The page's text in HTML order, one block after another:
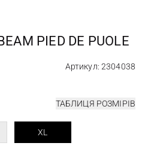
PIED DE PUOLE
Артикул: 2304038
ТАБЛИЦЯ РОЗМІРІВ
XL